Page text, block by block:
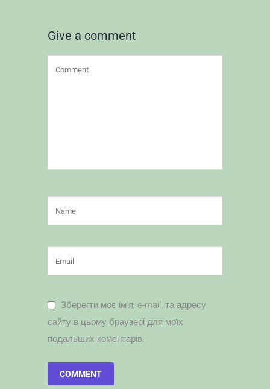
Give a comment
Зберегти моє ім'я, e-mail, та адресу
сайту в цьому браузері для моїх
подальших коментарів.